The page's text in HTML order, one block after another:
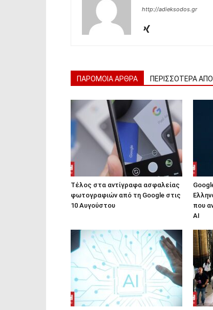
http://adieksodos.gr
ΠΑΡΟΜΟΙΑ ΑΡΘΡΑ ΠΕΡΙΣΣΟΤΕΡΑ
Τέλος στα αντίγραφα ασφαλείας
φωτογραφιών από τη Google στις
10 Αυγούστου
που
ΑΙ